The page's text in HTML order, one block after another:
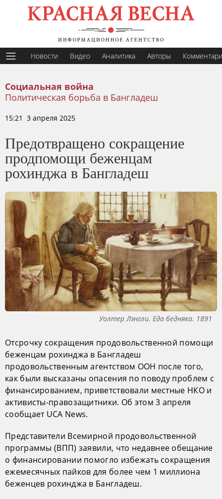
Новости Видео Аналитика Авторы
Социальная война
Политическая борьба в Бангладеш
15:21 3 апреля 2025
Предотвращено сокращение
продпомощи беженцам
рохинджа в Бангладеш
Уолтер Лэнгли. Еда бедняка. 1891
Отсрочку сокращения продовольственной помощи
беженцам рохинджа в Бангладеш
продовольственным агентством ООН после того,
как были высказаны опасения по поводу проблем с
финансированием, приветствовали местные НКО и
активисты-правозащитники. Об этом 3 апреля
сообщает UCA News.
Представители Всемирной продовольственной
программы (ВПП) заявили, что недавнее обещание
о финансировании помогло избежать сокращения
ежемесячных пайков для более чем 1 миллиона
беженцев рохинджа в Бангладеш.